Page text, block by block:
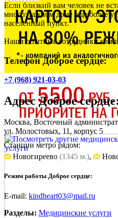
Если близкий вам человек не
многоэтажном доме еще более
населенный пункт.
Наши опытные сотрудники
Телефон Доброе сердце:
+7 (968) 921-03-03
АдресДоброе сердце
Москва, Восточный
ул. Молостовых, 11, корпус 5
Станции метро рядом:
Новогиреево (1345 м.),
Режим работы Доброе сердце:
E-mail: kindheart03@mail.ru
Разделы: Медицинские услуги